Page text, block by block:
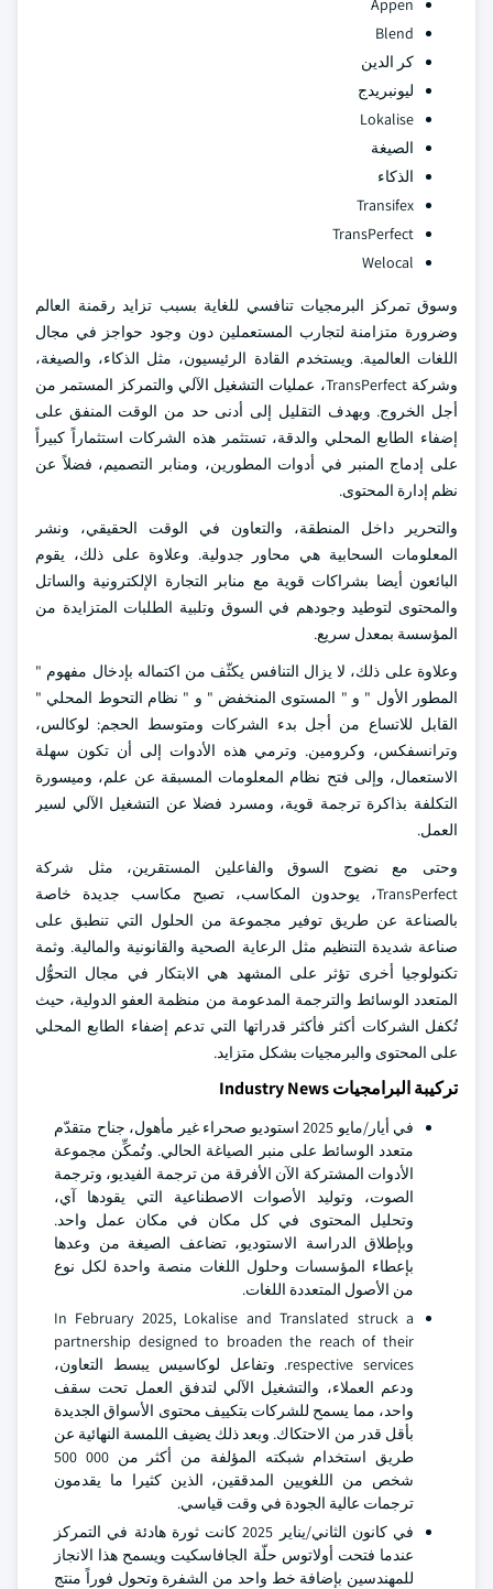
Appen
Blend
كر الدين
ليونبريدج
Lokalise
الصيغة
الذكاء
Transifex
TransPerfect
Welocal
وسوق تمركز البرمجيات تنافسي للغاية بسبب تزايد رقمنة العالم
وضرورة متزامنة لتجارب المستعملين دون وجود حواجز في مجال
اللغات العالمية. ويستخدم القادة الرئيسيون، مثل الذكاء، والصيغة،
وشركة TransPerfect، عمليات التشغيل الآلي والتمركز المستمر من
أجل الخروج. وبهدف التقليل إلى أدنى حد من الوقت المنفق على
إضفاء الطابع المحلي والدقة، تستثمر هذه الشركات استثماراً كبيراً
على إدماج المنبر في أدوات المطورين، ومنابر التصميم، فضلاً عن
نظم إدارة المحتوى.
والتحرير داخل المنطقة، والتعاون في الوقت الحقيقي، ونشر
المعلومات السحابية هي محاور جدولية. وعلاوة على ذلك، يقوم
البائعون أيضا بشراكات قوية مع منابر التجارة الإلكترونية والساتل
والمحتوى لتوطيد وجودهم في السوق وتلبية الطلبات المتزايدة من
المؤسسة بمعدل سريع.
وعلاوة على ذلك، لا يزال التنافس يكثّف من اكتماله بإدخال مفهوم "
المطور الأول " و " المستوى المنخفض " و " نظام التحوط المحلي "
القابل للاتساع من أجل بدء الشركات ومتوسط الحجم: لوكالس،
وترانسفكس، وكرومين. وترمي هذه الأدوات إلى أن تكون سهلة
الاستعمال، وإلى فتح نظام المعلومات المسبقة عن علم، وميسورة
التكلفة بذاكرة ترجمة قوية، ومسرد فضلا عن التشغيل الآلي لسير
العمل.
وحتى مع نضوج السوق والفاعلين المستقرين، مثل شركة
TransPerfect، يوحدون المكاسب، تصبح مكاسب جديدة خاصة
بالصناعة عن طريق توفير مجموعة من الحلول التي تنطبق على
صناعة شديدة التنظيم مثل الرعاية الصحية والقانونية والمالية. وثمة
تكنولوجيا أخرى تؤثر على المشهد هي الابتكار في مجال التحوُّل
المتعدد الوسائط والترجمة المدعومة من منظمة العفو الدولية، حيث
تُكفل الشركات أكثر فأكثر قدراتها التي تدعم إضفاء الطابع المحلي
على المحتوى والبرمجيات بشكل متزايد.
تركيبة البرامجيات Industry News
في أيار/مايو 2025 استوديو صحراء غير مأهول، جناح متقدّم
متعدد الوسائط على منبر الصياغة الحالي. وتُمكِّن مجموعة
الأدوات المشتركة الآن الأفرقة من ترجمة الفيديو، وترجمة
الصوت، وتوليد الأصوات الاصطناعية التي يقودها آي،
وتحليل المحتوى في كل مكان في مكان عمل واحد.
وبإطلاق الدراسة الاستوديو، تضاعف الصيغة من وعدها
بإعطاء المؤسسات وحلول اللغات منصة واحدة لكل نوع
من الأصول المتعددة اللغات.
In February 2025, Lokalise and Translated struck a
partnership designed to broaden the reach of their
respective services. وتفاعل لوكاسيس يبسط التعاون،
ودعم العملاء، والتشغيل الآلي لتدفق العمل تحت سقف
واحد، مما يسمح للشركات بتكييف محتوى الأسواق الجديدة
بأقل قدر من الاحتكاك. وبعد ذلك يضيف اللمسة النهائية عن
طريق استخدام شبكته المؤلفة من أكثر من 000 500
شخص من اللغويين المدققين، الذين كثيرا ما يقدمون
ترجمات عالية الجودة في وقت قياسي.
في كانون الثاني/يناير 2025 كانت ثورة هادئة في التمركز
عندما فتحت أولاتوس حلّة الجافاسكيت ويسمح هذا الانجاز
للمهندسين بإضافة خط واحد من الشفرة وتحول فوراً منتج